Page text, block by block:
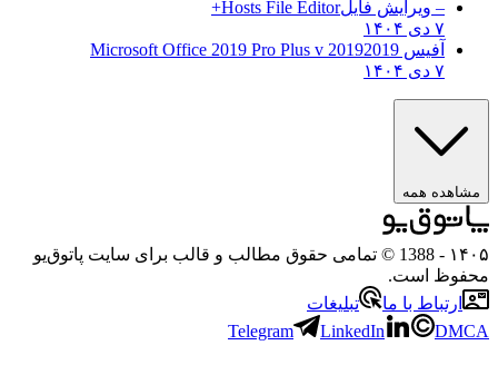
– ویرایش فایل Hosts File Editor+
آفیس 20192019 Microsoft Office 2019 Pro Plus v
همه
- 1388 © تمامی حقوق مطالب و قالب برای سایت پاتوق‌یو
است.
ارتباط با ما
تبلیغات
Telegram
LinkedIn